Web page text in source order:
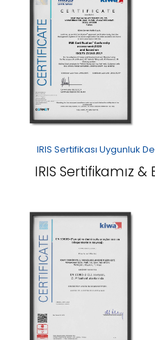
IRIS Sertifikası Uygunluk
IRIS Sertifikamız